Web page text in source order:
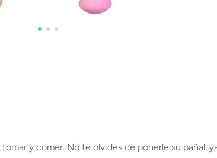
y comer. No te olvides de ponerle su pañal,